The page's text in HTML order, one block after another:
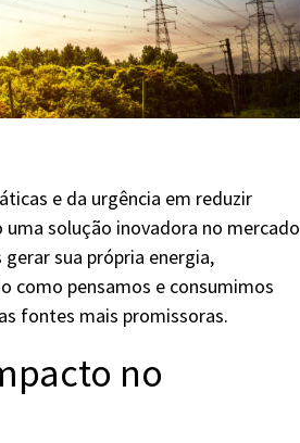
e da urgência em reduzir
solução inovadora no mercado
sua própria energia,
como pensamos e consumimos
fontes mais promissoras.
no